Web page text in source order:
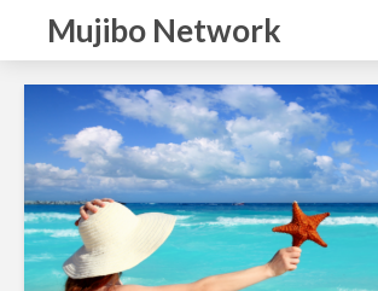
Mujibo Network